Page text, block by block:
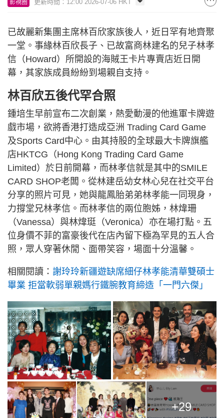
影視圈 更新時間：12:00 2026-07-06 HKT
已故麗新集團主席林百欣家族後人，近日罕有地齊聚
一堂。事緣林百欣長子、已故富商林建名的兒子林孝
信（Howard）所開設的海賊王卡片專賣店近日開
幕，其家族成員紛紛到場親自支持。
林百欣五後代罕合照
鍾培生早前宣布二次創業，熱愛動漫的他進軍卡牌遊
戲市場，欲將香港打造成亞洲 Trading Card Game
及Sports Card中心。由其持股的全球最大卡牌旗艦
店HKTCG（Hong Kong Trading Card Game
Limited）於日前開幕，而林孝信就是其中的SMILE
CARD SHOP老闆。從林建岳幼女林心兒在社交平台
分享的照片可見，她與龍鳳胎弟弟林孝能一同現身，
力撐堂兄林孝信。而林孝信的兩位胞姊，林煒珊
（Vanessa）與林煒珽（Veronica）亦在場打點。五
位身價不菲的富豪後代在店內留下極為罕見的五人合
照，眾人穿著休閒、面帶笑容，場面十分溫馨。
相關閱讀： 謝玲玲新疆遊缺席細仔林孝能清華雙碩士
畢業 拒當軟弱單親媽行鐵腕教育締造「一門六傑」
+29